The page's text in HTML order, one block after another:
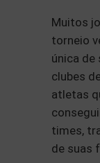
Muitos
torneio
única de
clubes
atletas
times,
de suas